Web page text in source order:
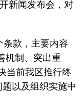
新闻发布会，对
款，主要内容
机制、突出重
当前我区推行终
以及组织实施中